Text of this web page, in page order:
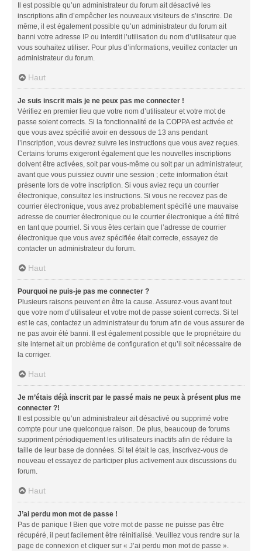
Il est possible qu’un administrateur du forum ait désactivé les
inscriptions afin d’empêcher les nouveaux visiteurs de s’inscrire. De
même, il est également possible qu’un administrateur du forum ait
banni votre adresse IP ou interdit l’utilisation du nom d’utilisateur que
vous souhaitez utiliser. Pour plus d’informations, veuillez contacter un
administrateur du forum.
Haut
Je suis inscrit mais je ne peux pas me connecter !
Vérifiez en premier lieu que votre nom d’utilisateur et votre mot de
passe soient corrects. Si la fonctionnalité de la COPPA est activée et
que vous avez spécifié avoir en dessous de 13 ans pendant
l’inscription, vous devrez suivre les instructions que vous avez reçues.
Certains forums exigeront également que les nouvelles inscriptions
doivent être activées, soit par vous-même ou soit par un administrateur,
avant que vous puissiez ouvrir une session ; cette information était
présente lors de votre inscription. Si vous aviez reçu un courrier
électronique, consultez les instructions. Si vous ne recevez pas de
courrier électronique, vous avez probablement spécifié une mauvaise
adresse de courrier électronique ou le courrier électronique a été filtré
en tant que pourriel. Si vous êtes certain que l’adresse de courrier
électronique que vous avez spécifiée était correcte, essayez de
contacter un administrateur du forum.
Haut
Pourquoi ne puis-je pas me connecter ?
Plusieurs raisons peuvent en être la cause. Assurez-vous avant tout
que votre nom d’utilisateur et votre mot de passe soient corrects. Si tel
est le cas, contactez un administrateur du forum afin de vous assurer de
ne pas avoir été banni. Il est également possible que le propriétaire du
site internet ait un problème de configuration et qu’il soit nécessaire de
la corriger.
Haut
Je m’étais déjà inscrit par le passé mais ne peux à présent plus me
connecter ?!
Il est possible qu’un administrateur ait désactivé ou supprimé votre
compte pour une quelconque raison. De plus, beaucoup de forums
suppriment périodiquement les utilisateurs inactifs afin de réduire la
taille de leur base de données. Si tel était le cas, inscrivez-vous de
nouveau et essayez de participer plus activement aux discussions du
forum.
Haut
J’ai perdu mon mot de passe !
Pas de panique ! Bien que votre mot de passe ne puisse pas être
récupéré, il peut facilement être réinitialisé. Veuillez vous rendre sur la
page de connexion et cliquer sur « J’ai perdu mon mot de passe ».